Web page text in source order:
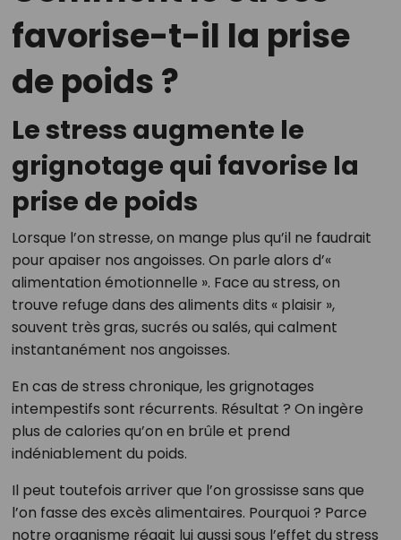
favorise-t-il la prise
de poids ?
Le stress augmente le
grignotage qui favorise la
prise de poids
Lorsque l’on stresse, on mange plus qu’il ne faudrait
pour apaiser nos angoisses. On parle alors d’«
alimentation émotionnelle ». Face au stress, on
trouve refuge dans des aliments dits « plaisir »,
souvent très gras, sucrés ou salés, qui calment
instantanément nos angoisses.
En cas de stress chronique, les grignotages
intempestifs sont récurrents. Résultat ? On ingère
plus de calories qu’on en brûle et prend
indéniablement du poids.
Il peut toutefois arriver que l’on grossisse sans que
l’on fasse des excès alimentaires. Pourquoi ? Parce
notre organisme réagit lui aussi sous l’effet du stress